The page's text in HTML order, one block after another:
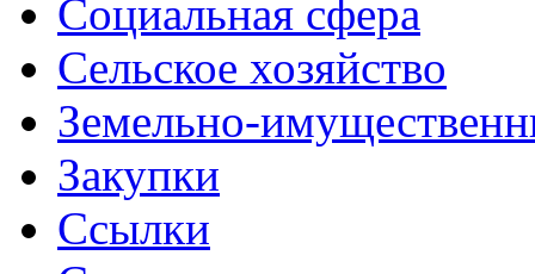
Социальная сфера
Сельское хозяйство
Земельно-
Закупки
Ссылки